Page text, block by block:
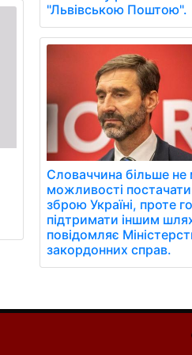
"Львівською Поштою".
Словаччина більше не
можливості постачати
зброю Україні, проте
підтримати іншим
повідомляє
закордонних справ.